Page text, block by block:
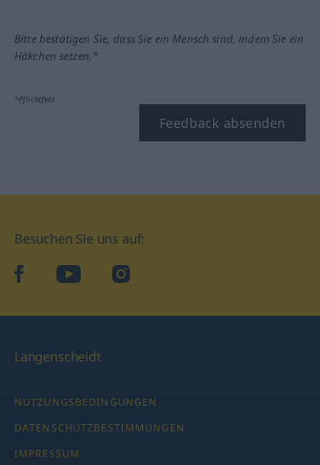
Bitte bestätigen Sie, dass Sie ein Mensch sind, indem Sie ein
Häkchen setzen.*
*Pflichtfeld
Feedback absenden
Besuchen Sie uns auf:
facebookYouTube Instagram
Langenscheidt
NUTZUNGSBEDINGUNGEN
DATENSCHUTZBESTIMMUNGEN
IMPRESSUM